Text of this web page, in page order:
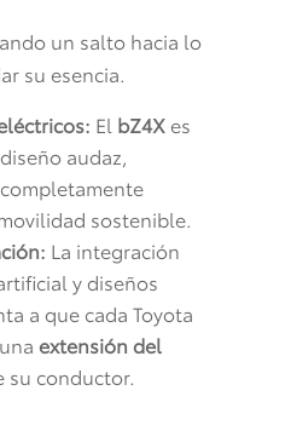
un salto hacia lo
su esencia.
El bZ4Xes
audaz,
sostenible.
La integración
y diseños
a que cada Toyota
extensión del
su conductor.